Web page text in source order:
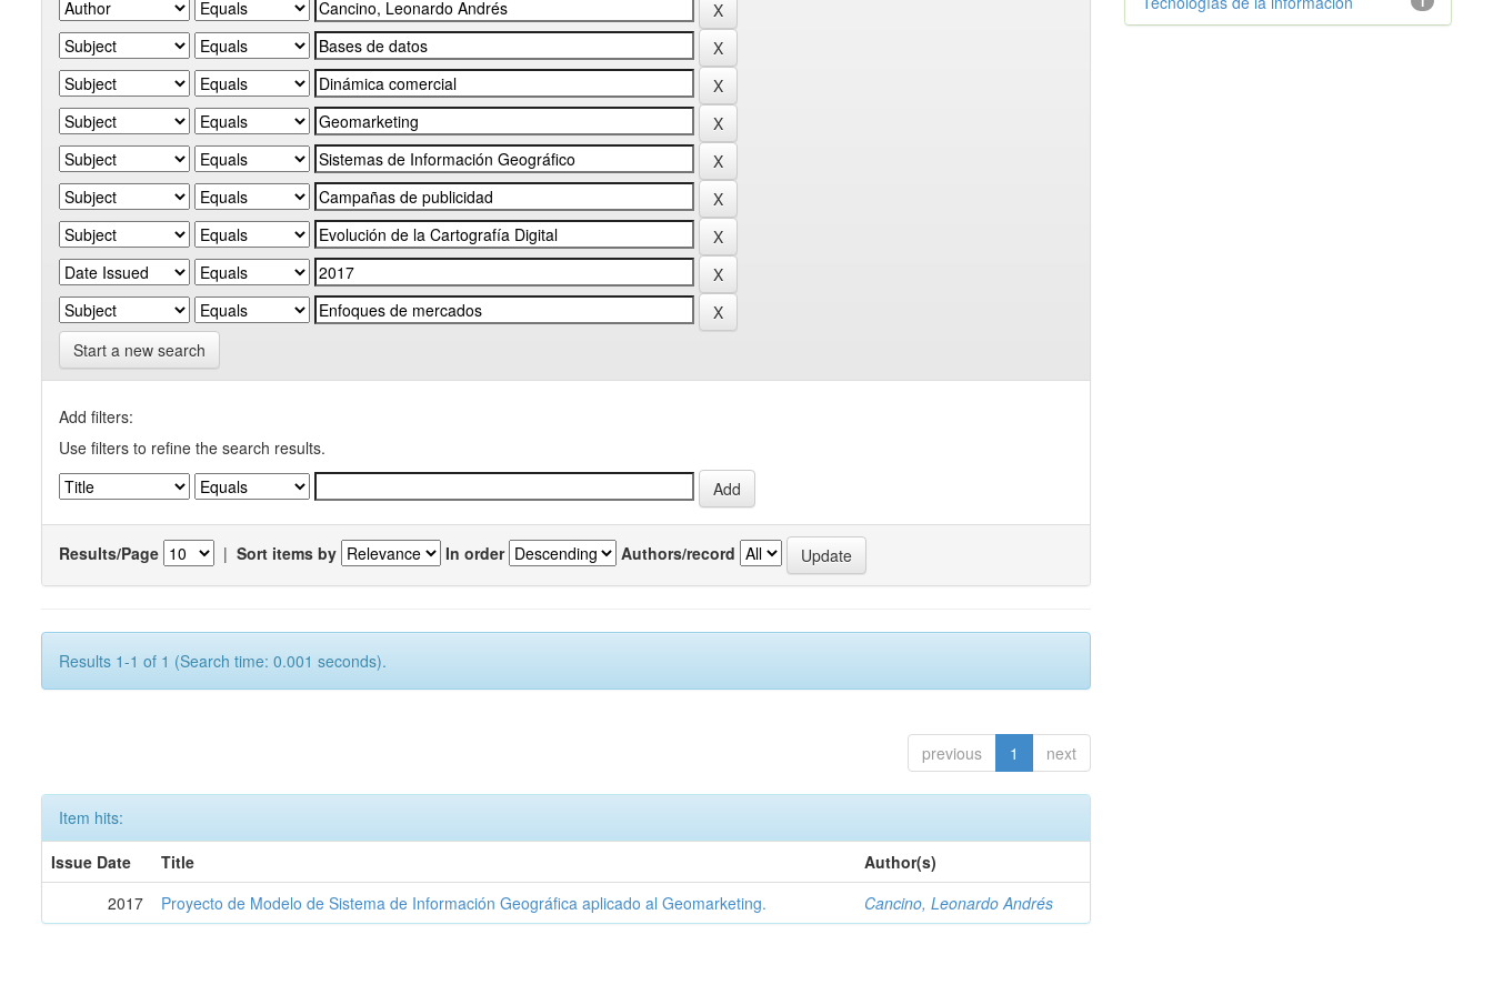
Start a new search
Add filters:
Use filters to refine the search results.
Results/Page | Sort items by In order Authors/record
Results 1-1 of 1 (Search time: 0.001 seconds).
previous 1 next
Item hits:
Issue Date
Title
Author(s)
2017
Proyecto de Modelo de Sistema de Información Geográfica aplicado al Geomarketing. Cancino, Leonardo Andrés